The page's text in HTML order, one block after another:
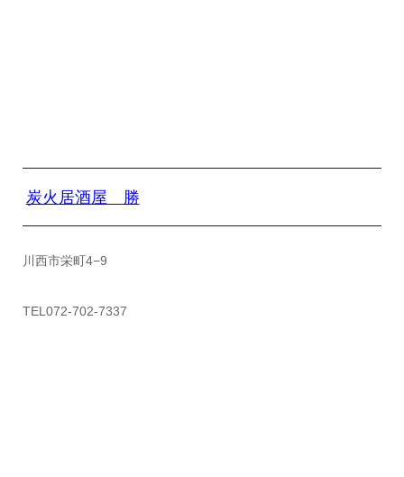
炭火居酒屋 勝
川西市栄町4−9
TEL072-702-7337